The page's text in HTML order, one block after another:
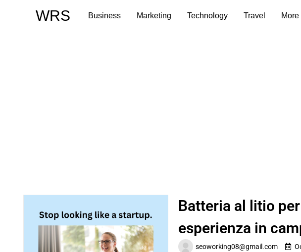
WRS Business Marketing Technology Travel More
seoworking08@gmail.com
Batteria al litio
esperienza in